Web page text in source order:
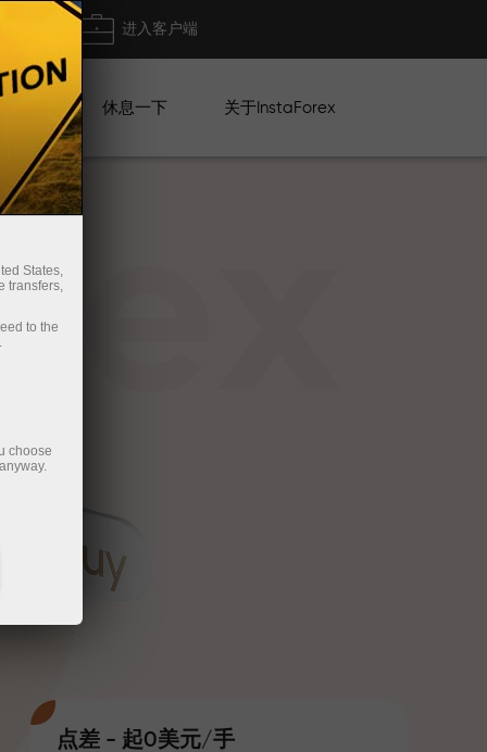
进入客户端
休息一下 关于InstaForex
点差 - 起0美元/手
States,
transfers,
to the
choose